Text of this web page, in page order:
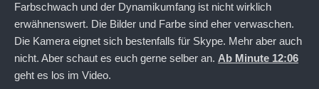
Farbschwach und der Dynamikumfang ist nicht wirklich
erwähnenswert. Die Bilder und Farbe sind eher verwaschen.
Die Kamera eignet sich bestenfalls für Skype. Mehr aber auch
nicht. Aber schaut es euch gerne selber an. Ab Minute 12:06
geht es los im Video.